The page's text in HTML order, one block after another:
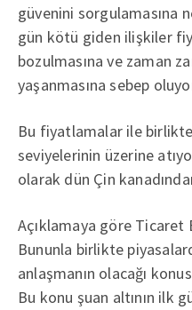
güvenini sorgulamasına
gün kötü giden ilişkiler
bozulmasına ve zaman
yaşanmasına sebep
Bu fiyatlamalar ile
seviyelerinin üzerine
olarak dün Çin
Açıklamaya göre Ticaret
Bununla birlikte
anlaşmanın olacağı
Bu konu şuan altının ilk